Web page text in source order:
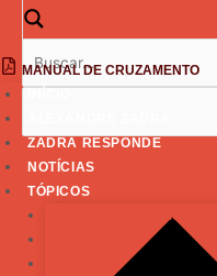
MANUAL DE CRUZAMENTO
ZADRA RESPONDE
NOTÍCIAS
TÓPICOS
BIOTIPOS RACIAIS